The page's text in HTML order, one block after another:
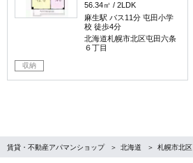
56.34㎡
2LDK
麻生駅 バス11分 屯田小学
校 徒歩4分
北海道札幌市北区屯田六条
６丁目
収納
賃貸・不動産アパマンショップ 北海道 札幌市北区